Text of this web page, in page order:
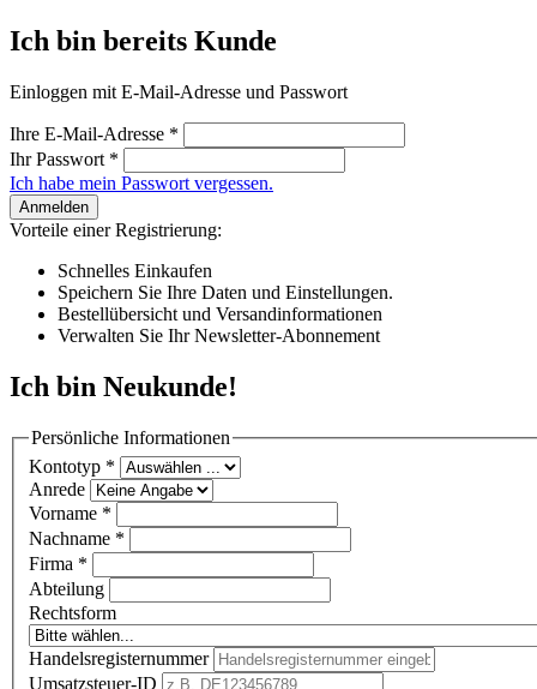
Ich bin bereits Kunde
Einloggen mit E-Mail-Adresse und Passwort
Ihre E-Mail-Adresse *
Ihr Passwort *
Ich habe mein Passwort vergessen.
Anmelden
Vorteile einer Registrierung:
Schnelles Einkaufen
Speichern Sie Ihre Daten und Einstellungen.
Bestellübersicht und Versandinformationen
Verwalten Sie Ihr Newsletter-Abonnement
Ich bin Neukunde!
Persönliche Informationen
Kontotyp *
Anrede
Vorname *
Nachname *
Firma *
Abteilung
Rechtsform
Handelsregisternummer
Umsatzsteuer-ID